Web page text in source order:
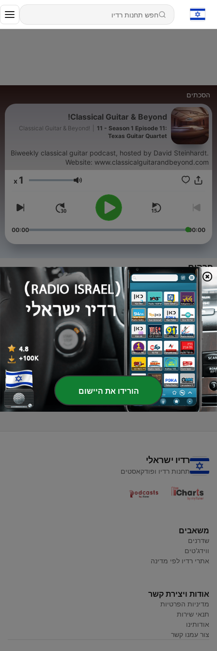
הסכתים
Classical Guitar & Beyond!
Classical Guitar & Beyond!
11 - Season 1 Episode 11:
Texas Guitar Quartet
Biweekly classical guitar podcast, hosted by David Steinhardt.
Website: www.classicalguitarandbeyond.com
עוצמת שמע 1
00:00
00:00
פרקים
11
Season 1 Episode 11: Texas Guitar Quartet
31 יולי 2018
10
Season 1 Episode 10: Emma Rush
22 יולי 2018
9
-
Season 1 Episode 9: Kenneth Meyer
01 יולי 2018
8
Season 1 Episode 8: Thomas Viloteau
15 יוני 2018
רדיו ישראלי
תחנות רדיו ופודקאסטים
משאבים
שדרנים
ווידג'טים
אתרי רדיו לפי מדינה
אודות ויצירת קשר
מדיניות הפרטיות
תנאי שירות
אודותינו
צור עמנו קשר
הורידו את היישום